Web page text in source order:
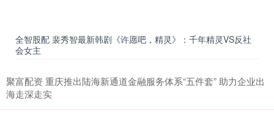
全智股配 裴秀智最新韩剧《许愿吧，精灵》：千年精灵VS反社
会女主
聚富配资 重庆推出陆海新通道金融服务体系“五件套” 助力企业出
海走深走实